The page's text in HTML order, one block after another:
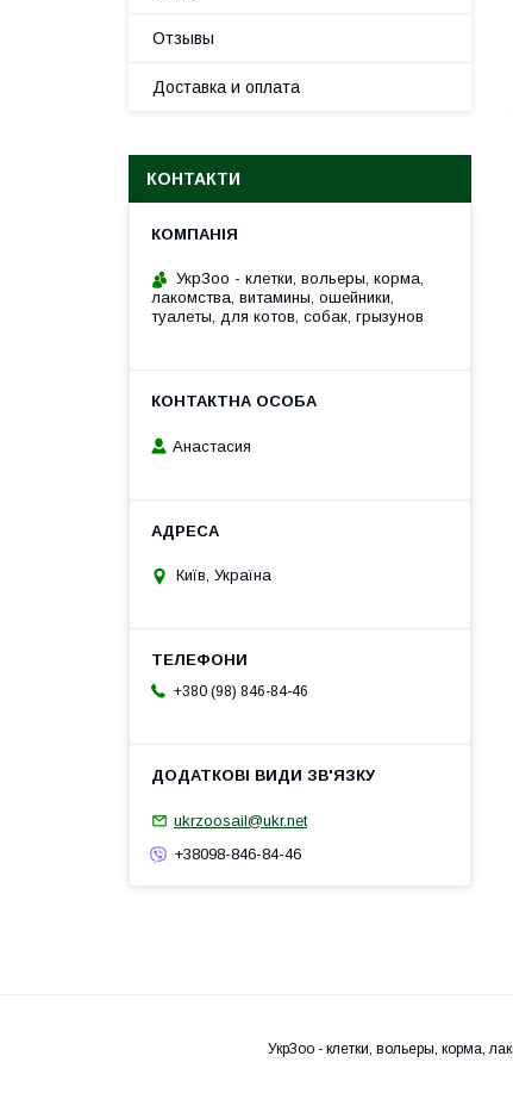
Отзывы
Доставка и оплата
КОНТАКТИ
УкрЗоо - клетки, вольеры, корма,
лакомства, витамины, ошейники,
туалеты, для котов, собак, грызунов
Анастасия
Київ, Україна
+380 (98) 846-84-46
ukrzoosail@ukr.net
+38098-846-84-46